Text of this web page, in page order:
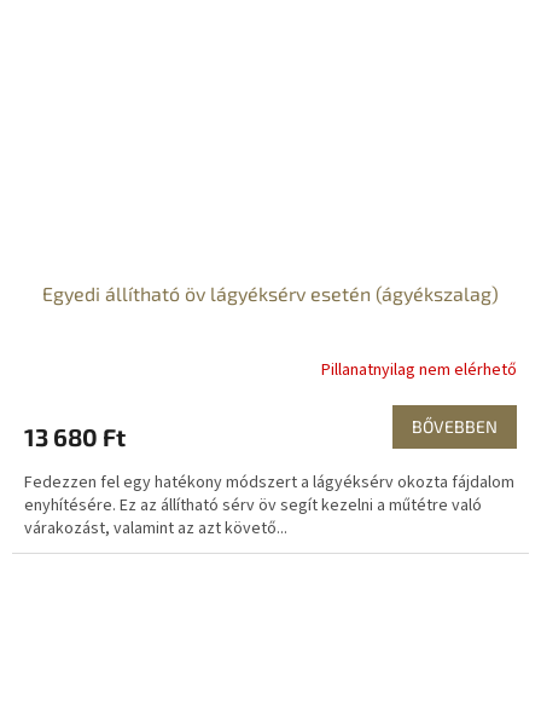
Egyedi állítható öv lágyéksérv esetén (ágyékszalag)
Pillanatnyilag nem elérhető
13 680 Ft BŐVEBBEN
Fedezzen fel egy hatékony módszert a lágyéksérv okozta fájdalom
enyhítésére. Ez az állítható sérv öv segít kezelni a műtétre való
várakozást, valamint az azt követő...